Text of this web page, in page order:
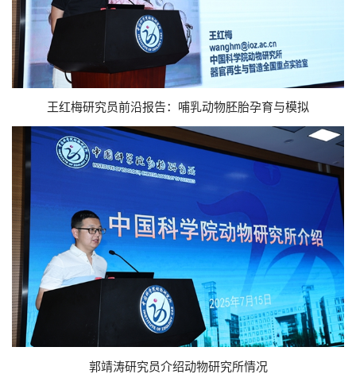
王红梅研究员前沿报告：哺乳动物胚胎孕育与模拟
郭靖涛研究员介绍动物研究所情况